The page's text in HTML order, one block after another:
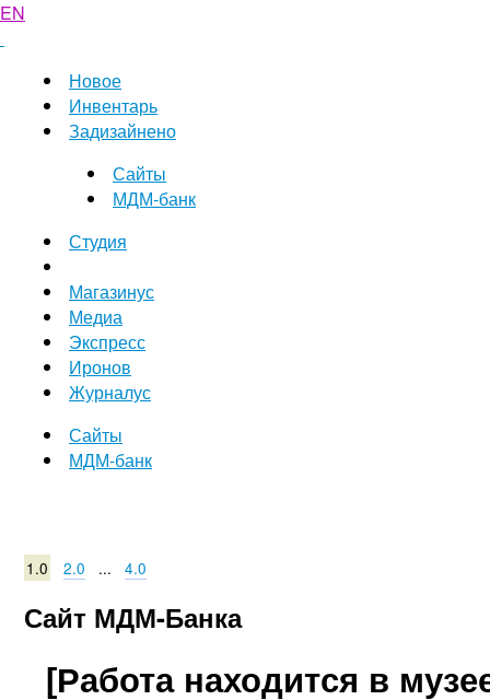
EN
Новое
Инвентарь
Задизайнено
Сайты
МДМ-банк
Студия
Магазинус
Медиа
Экспресс
Иронов
Журналус
Сайты
МДМ-банк
1.0 2.0 ...4.0
Сайт МДМ-Банка
[Работа находится в